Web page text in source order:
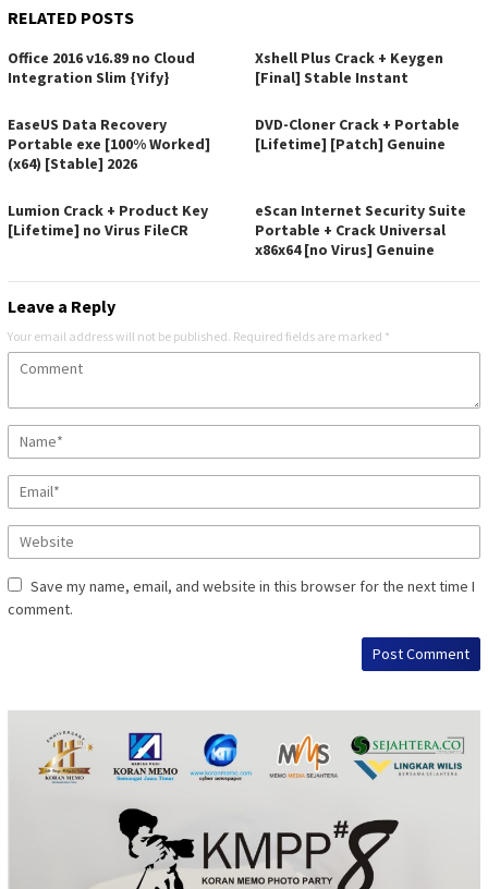
RELATED POSTS
Office 2016 v16.89 no Cloud
Integration Slim {Yify}
Xshell Plus Crack + Keygen
[Final] Stable Instant
EaseUS Data Recovery
Portable exe [100% Worked]
(x64) [Stable] 2026
DVD-Cloner Crack + Portable
[Lifetime] [Patch] Genuine
Lumion Crack + Product Key
[Lifetime] no Virus FileCR
eScan Internet Security Suite
Portable + Crack Universal
x86x64 [no Virus] Genuine
Leave a Reply
Your email address will not be published. Required fields are marked *
Save my name, email, and website in this browser for the next time I
comment.